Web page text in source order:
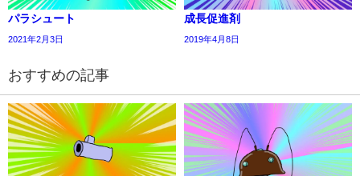
パラシュート
2021年2月3日
成長促進剤
2019年4月8日
おすすめの記事